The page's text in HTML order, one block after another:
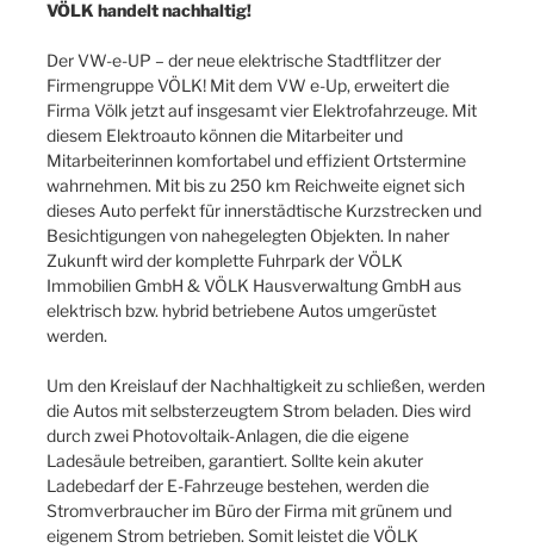
VÖLK handelt nachhaltig!
Der VW-e-UP – der neue elektrische Stadtflitzer der
Firmengruppe VÖLK! Mit dem VW e-Up, erweitert die
Firma Völk jetzt auf insgesamt vier Elektrofahrzeuge. Mit
diesem Elektroauto können die Mitarbeiter und
Mitarbeiterinnen komfortabel und effizient Ortstermine
wahrnehmen. Mit bis zu 250 km Reichweite eignet sich
dieses Auto perfekt für innerstädtische Kurzstrecken und
Besichtigungen von nahegelegten Objekten. In naher
Zukunft wird der komplette Fuhrpark der VÖLK
Immobilien GmbH & VÖLK Hausverwaltung GmbH aus
elektrisch bzw. hybrid betriebene Autos umgerüstet
werden.
Um den Kreislauf der Nachhaltigkeit zu schließen, werden
die Autos mit selbsterzeugtem Strom beladen. Dies wird
durch zwei Photovoltaik-Anlagen, die die eigene
Ladesäule betreiben, garantiert. Sollte kein akuter
Ladebedarf der E-Fahrzeuge bestehen, werden die
Stromverbraucher im Büro der Firma mit grünem und
eigenem Strom betrieben. Somit leistet die VÖLK